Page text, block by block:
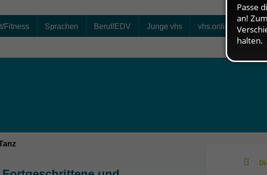
Fitness Sprachen Beruf/EDV Junge vhs vhs.online